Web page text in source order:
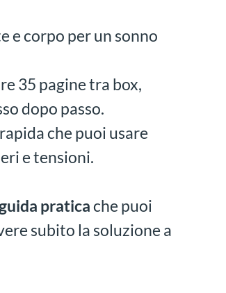
e corpo per un sonno
35 pagine tra box,
dopo passo.
che puoi usare
e tensioni.
guida praticache puoi
subito la soluzione a